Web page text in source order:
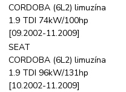
CORDOBA (6L2) limuzína
1.9 TDI 74kW/100hp
[09.2002-11.2009]
SEAT
CORDOBA (6L2) limuzína
1.9 TDI 96kW/131hp
[10.2002-11.2009]